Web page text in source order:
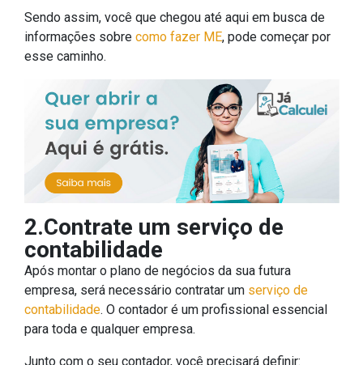
Sendo assim, você que chegou até aqui em busca de
informações sobre como fazer ME, pode começar por
esse caminho.
2.Contrate um serviço de
contabilidade
Após montar o plano de negócios da sua futura
empresa, será necessário contratar um serviço de
contabilidade. O contador é um profissional essencial
para toda e qualquer empresa.
Junto com o seu contador, você precisará definir: